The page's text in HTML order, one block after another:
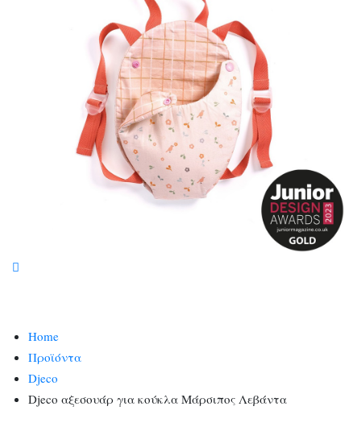
Home
Προϊόντα
Djeco
Djeco αξεσουάρ για κούκλα Μάρσιπος Λεβάντα